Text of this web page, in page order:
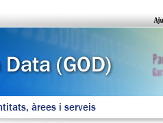
àrees i serveis